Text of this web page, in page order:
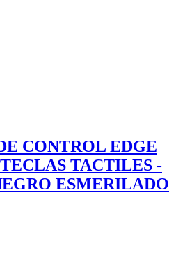
CONTROL EDGE
TACTILES -
ESMERILADO